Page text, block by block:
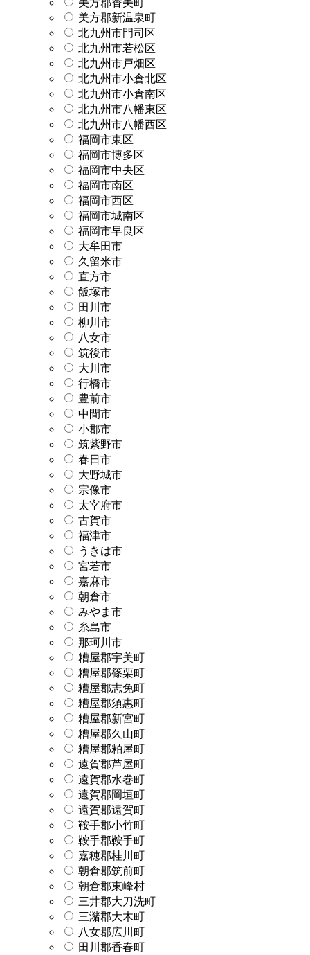
美方郡新温泉町
北九州市門司区
北九州市若松区
北九州市戸畑区
北九州市小倉北区
北九州市小倉南区
北九州市八幡東区
北九州市八幡西区
福岡市東区
福岡市博多区
福岡市中央区
福岡市南区
福岡市西区
福岡市城南区
福岡市早良区
大牟田市
久留米市
直方市
飯塚市
田川市
柳川市
八女市
筑後市
大川市
行橋市
豊前市
中間市
小郡市
筑紫野市
春日市
大野城市
宗像市
太宰府市
古賀市
福津市
うきは市
宮若市
嘉麻市
朝倉市
みやま市
糸島市
那珂川市
糟屋郡宇美町
糟屋郡篠栗町
糟屋郡志免町
糟屋郡須惠町
糟屋郡新宮町
糟屋郡久山町
糟屋郡粕屋町
遠賀郡芦屋町
遠賀郡水巻町
遠賀郡岡垣町
遠賀郡遠賀町
鞍手郡小竹町
鞍手郡鞍手町
嘉穂郡桂川町
朝倉郡筑前町
朝倉郡東峰村
三井郡大刀洗町
三潴郡大木町
八女郡広川町
田川郡香春町